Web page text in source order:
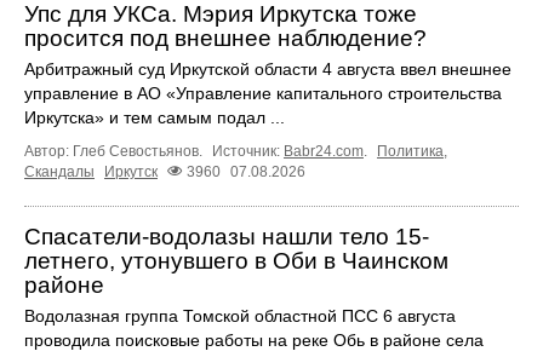
Упс для УКСа. Мэрия Иркутска тоже
просится под внешнее наблюдение?
Арбитражный суд Иркутской области 4 августа ввел внешнее
управление в АО «Управление капитального строительства
Иркутска» и тем самым подал ...
Автор: Глеб Севостьянов. Источник: Babr24.com. Политика,
Скандалы
Иркутск 3960 07.08.2026
Спасатели-водолазы нашли тело 15-
летнего, утонувшего в Оби в Чаинском
районе
Водолазная группа Томской областной ПСС 6 августа
проводила поисковые работы на реке Обь в районе села